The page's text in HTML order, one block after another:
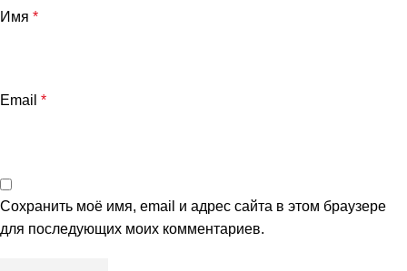
Имя *
Email *
Сохранить моё имя, email и адрес сайта в этом браузере
для последующих моих комментариев.